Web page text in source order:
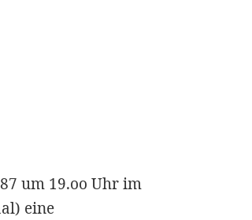
um 19.oo Uhr im
eine